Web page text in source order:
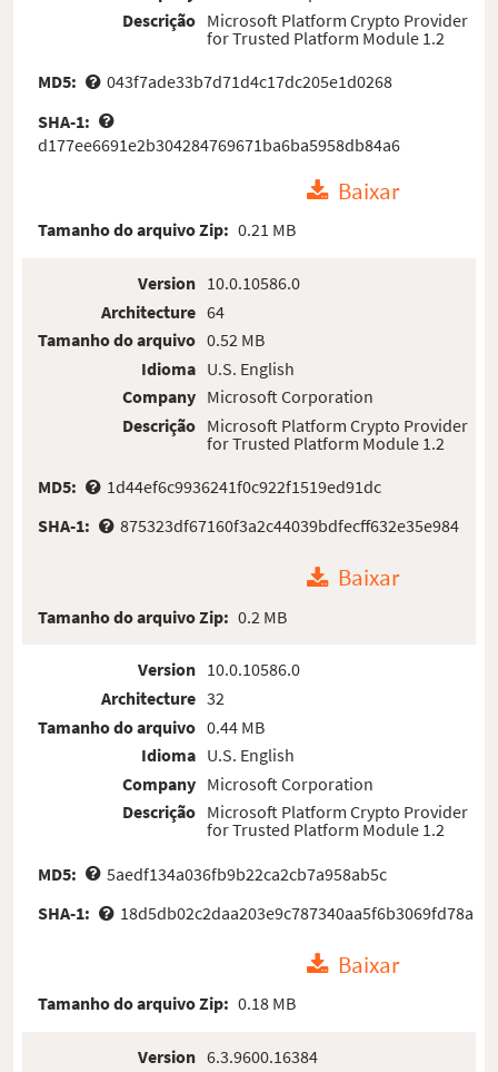
Descrição Microsoft Platform Crypto Provider
for Trusted Platform Module 1.2
MD5:
043f7ade33b7d71d4c17dc205e1d0268
SHA-1:
d177ee6691e2b304284769671ba6ba5958db84a6
Baixar
Tamanho do arquivo Zip: 0.21 MB
Version
Architecture
Tamanho do arquivo
Idioma
Company
Descrição
10.0.10586.0
64
0.52 MB
U.S. English
Microsoft Corporation
Microsoft Platform Crypto Provider
for Trusted Platform Module 1.2
MD5:
1d44ef6c9936241f0c922f1519ed91dc
SHA-1:
875323df67160f3a2c44039bdfecff632e35e984
Baixar
Tamanho do arquivo Zip: 0.2 MB
Version
Architecture
Tamanho do arquivo
Idioma
Company
Descrição
10.0.10586.0
32
0.44 MB
U.S. English
Microsoft Corporation
Microsoft Platform Crypto Provider
for Trusted Platform Module 1.2
MD5:
5aedf134a036fb9b22ca2cb7a958ab5c
SHA-1:
18d5db02c2daa203e9c787340aa5f6b3069fd78a
Baixar
Tamanho do arquivo Zip: 0.18 MB
Version 6.3.9600.16384